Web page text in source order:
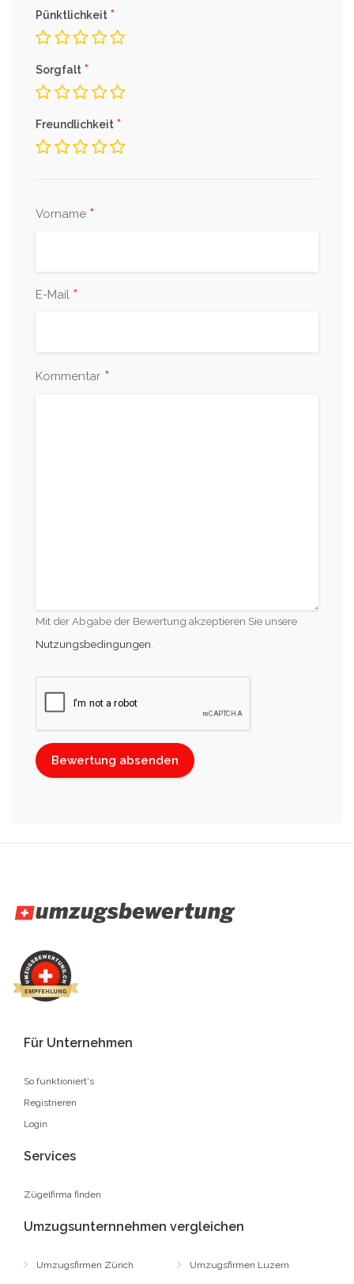
Pünktlichkeit *
Sorgfalt *
Freundlichkeit *
Vorname *
E-Mail *
Kommentar *
Mit der Abgabe der Bewertung akzeptieren Sie unsere
Nutzungsbedingungen
Für Unternehmen
So funktioniert's
Registrieren
Login
Services
Zügelfirma finden
Umzugsunternnehmen vergleichen
Umzugsfirmen Zürich Umzugsfirmen Luzern